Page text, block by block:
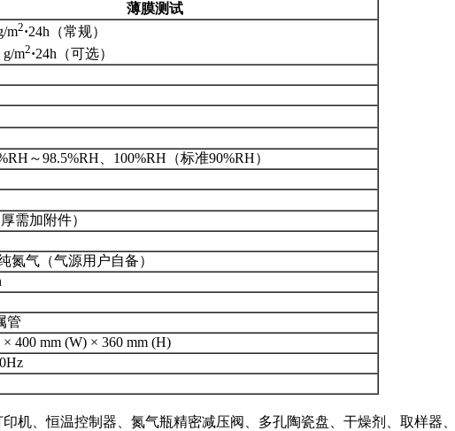
薄膜测试
m2·24h（常规）
g/m2·24h（可选）
～98.5%RH、100%RH（标准90%RH）
需加附件）
氮气（气源用户自备）
管
× 400 mm (W) × 360 mm (H)
印机、恒温控制器、氮气瓶精密减压阀、多孔陶瓷盘、干燥剂、取样器